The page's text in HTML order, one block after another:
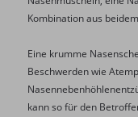
Kombination aus
Eine krumme
Beschwerden wie
kann so für den